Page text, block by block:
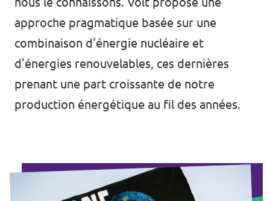
approche pragmatique basée sur une
combinaison d'énergie nucléaire et
d'énergies renouvelables, ces dernières
prenant une part croissante de notre
production énergétique au fil des années.